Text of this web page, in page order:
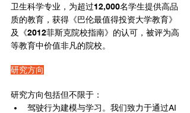
卫生科学专业，为超过12,000名学生提供高品
质的教育，获得《巴伦最值得投资大学教育》
及《2012菲斯克院校指南》的认可，被评为高
等教育中价值非凡的院校。
研究方向
研究方向包括但不限于：
驾驶行为建模与学习。我们致力于通过AI